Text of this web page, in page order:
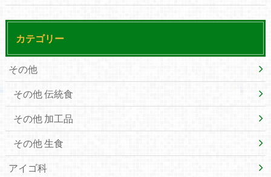
カテゴリー
その他
その他 伝統食
その他 加工品
その他 生食
アイゴ科